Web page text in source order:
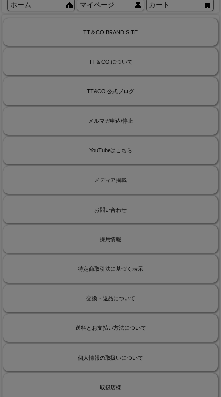
ホーム マイページ カート
TT＆CO.BRAND SITE
TT＆CO.について
TT&CO.公式ブログ
メルマガ申込/停止
YouTubeはこちら
メディア掲載
お問い合わせ
採用情報
特定商取引法に基づく表示
交換・返品について
送料とお支払い方法について
個人情報の取扱いについて
取扱店様